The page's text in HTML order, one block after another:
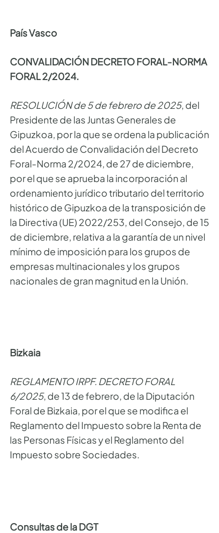
País Vasco
CONVALIDACIÓN DECRETO FORAL-NORMA
FORAL 2/2024.
RESOLUCIÓN de 5 de febrero de 2025, del
Presidente de las Juntas Generales de
Gipuzkoa, por la que se ordena la publicación
del Acuerdo de Convalidación del Decreto
Foral-Norma 2/2024, de 27 de diciembre,
por el que se aprueba la incorporación al
ordenamiento jurídico tributario del territorio
histórico de Gipuzkoa de la transposición de
la Directiva (UE) 2022/253, del Consejo, de 15
de diciembre, relativa a la garantía de un nivel
mínimo de imposición para los grupos de
empresas multinacionales y los grupos
nacionales de gran magnitud en la Unión.
Bizkaia
REGLAMENTO IRPF. DECRETO FORAL
6/2025, de 13 de febrero, de la Diputación
Foral de Bizkaia, por el que se modifica el
Reglamento del Impuesto sobre la Renta de
las Personas Físicas y el Reglamento del
Impuesto sobre Sociedades.
Consultas de la DGT